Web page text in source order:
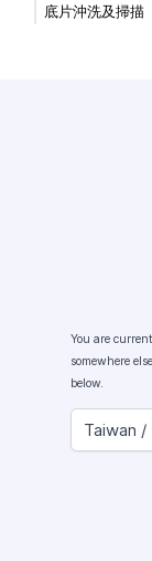
底片沖洗及掃描
You are
somewhere
below.